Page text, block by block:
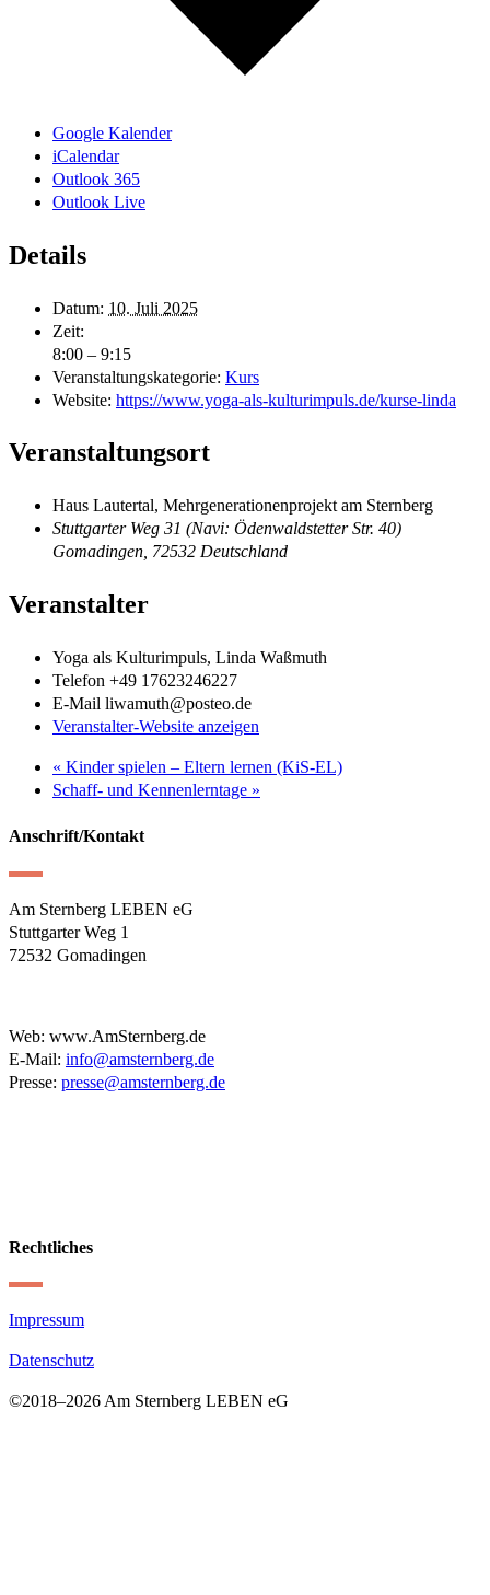
Google Kalender
iCalendar
Outlook 365
Outlook Live
Details
Datum: 10. Juli 2025
Zeit:
8:00 – 9:15
Veranstaltungskategorie: Kurs
Website: https://www.yoga-als-kulturimpuls.de/kurse-linda
Veranstaltungsort
Haus Lautertal, Mehrgenerationenprojekt am Sternberg
Stuttgarter Weg 31 (Navi: Ödenwaldstetter Str. 40)
Gomadingen 72532 Deutschland
Veranstalter
Yoga als Kulturimpuls, Linda Waßmuth
Telefon +49 17623246227
E-Mail liwamuth@posteo.de
Veranstalter-Website anzeigen
« Kinder spielen – Eltern lernen (KiS-EL)
Schaff- und Kennenlerntage »
Anschrift/Kontakt
Am Sternberg LEBEN eG
Stuttgarter Weg 1
72532 Gomadingen
Web: www.AmSternberg.de
E-Mail: info@amsternberg.de
Presse: presse@amsternberg.de
Rechtliches
Impressum
Datenschutz
©2018–2026 Am Sternberg LEBEN eG